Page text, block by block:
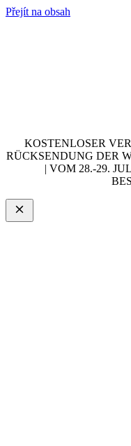
Přejít na obsah
KOSTENLOSER
RÜCKSENDUNG DER
| VOM 28.-29.